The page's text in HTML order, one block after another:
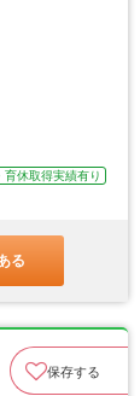
育休取得実績有り
る
保存する